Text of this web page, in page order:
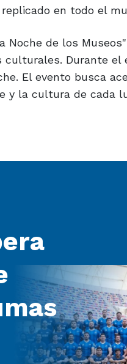
en todo el
Noche de los
Durante el
El evento busca
y la cultura de cada